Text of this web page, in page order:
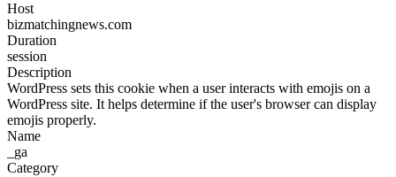
Host
bizmatchingnews.com
Duration
session
Description
WordPress sets this cookie when a user interacts with emojis on a
WordPress site. It helps determine if the user's browser can display
emojis properly.
Name
_ga
Category